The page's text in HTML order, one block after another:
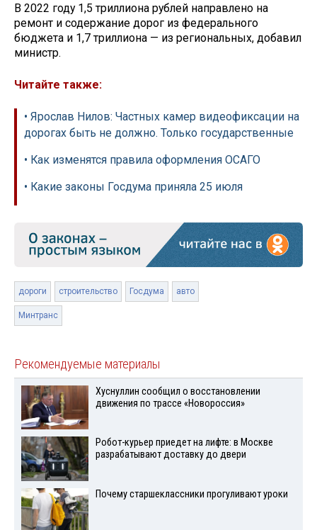
В 2022 году 1,5 триллиона рублей направлено на
ремонт и содержание дорог из федерального
бюджета и 1,7 триллиона — из региональных, добавил
министр.
Читайте также:
• Ярослав Нилов: Частных камер видеофиксации на
дорогах быть не должно. Только государственные
• Как изменятся правила оформления ОСАГО
• Какие законы Госдума приняла 25 июля
дороги строительство Госдума авто
Минтранс
Рекомендуемые материалы
Хуснуллин сообщил о восстановлении
движения по трассе «Новороссия»
Робот-курьер приедет на лифте: в Москве
разрабатывают доставку до двери
Почему старшеклассники прогуливают уроки